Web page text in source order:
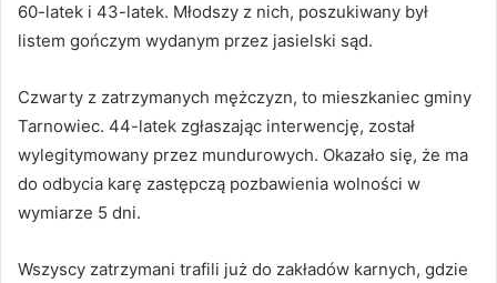
60-latek i 43-latek. Młodszy z nich, poszukiwany był
listem gończym wydanym przez jasielski sąd.
Czwarty z zatrzymanych mężczyzn, to mieszkaniec gminy
Tarnowiec. 44-latek zgłaszając interwencję, został
wylegitymowany przez mundurowych. Okazało się, że ma
do odbycia karę zastępczą pozbawienia wolności w
wymiarze 5 dni.
Wszyscy zatrzymani trafili już do zakładów karnych, gdzie